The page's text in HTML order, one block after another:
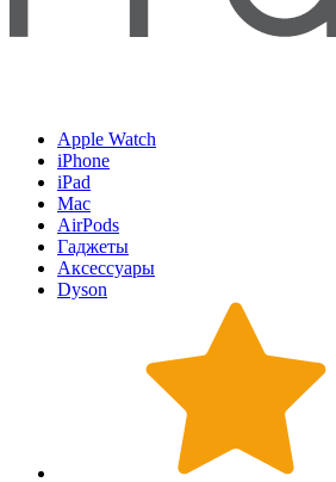
Apple Watch
iPhone
iPad
Mac
AirPods
Гаджеты
Аксессуары
Dyson